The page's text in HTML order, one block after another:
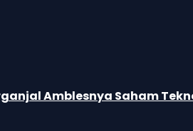
Amblesnya Saham